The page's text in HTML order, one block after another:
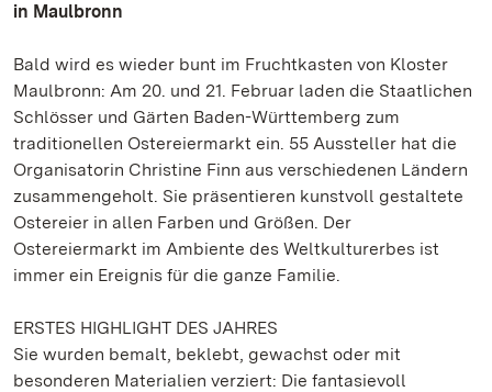
in Maulbronn
Bald wird es wieder bunt im Fruchtkasten von Kloster
Maulbronn: Am 20. und 21. Februar laden die Staatlichen
Schlösser und Gärten Baden-Württemberg zum
traditionellen Ostereiermarkt ein. 55 Aussteller hat die
Organisatorin Christine Finn aus verschiedenen Ländern
zusammengeholt. Sie präsentieren kunstvoll gestaltete
Ostereier in allen Farben und Größen. Der
Ostereiermarkt im Ambiente des Weltkulturerbes ist
immer ein Ereignis für die ganze Familie.
ERSTES HIGHLIGHT DES JAHRES
Sie wurden bemalt, beklebt, gewachst oder mit
besonderen Materialien verziert: Die fantasievoll